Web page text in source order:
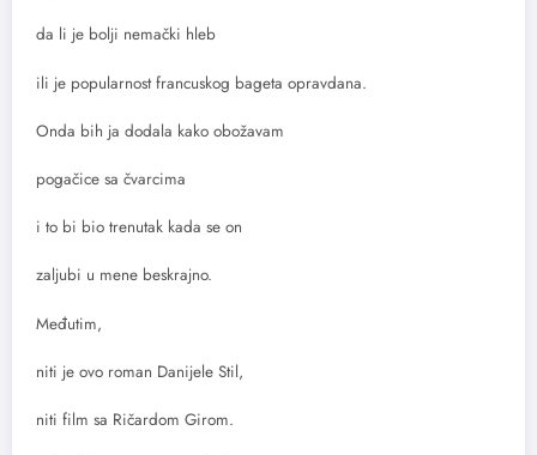
da li je bolji nemački hleb
ili je popularnost francuskog bageta opravdana.
Onda bih ja dodala kako obožavam
pogačice sa čvarcima
i to bi bio trenutak kada se on
zaljubi u mene beskrajno.
Međutim,
niti je ovo roman Danijele Stil,
niti film sa Ričardom Girom.